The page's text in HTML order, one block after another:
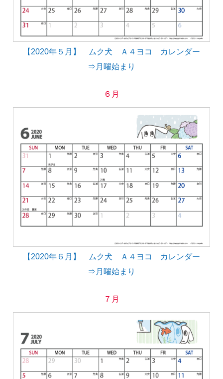
【2020年５月】 ムク犬 Ａ４ヨコ カレンダー
⇒月曜始まり
６月
【2020年６月】 ムク犬 Ａ４ヨコ カレンダー
⇒月曜始まり
７月